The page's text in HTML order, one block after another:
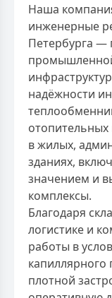
Наша
инженерные
Петербурга —
надёжности
в жилых,
зданиях,
значением и
комплексы.
Благодаря
логистике и
работы в
капиллярного
плотной